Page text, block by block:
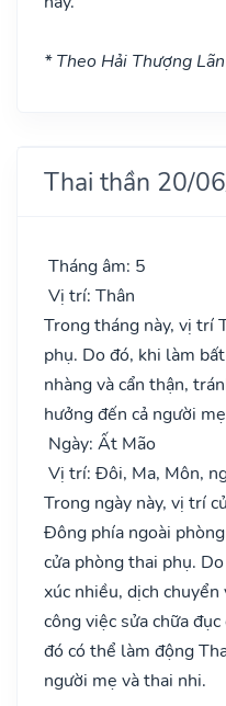
* Theo Hải Thượng
Thai thần 20/
Tháng âm: 5
Vị trí: Thân
Trong tháng này, vị trí
phụ. Do đó, khi làm
nhàng và cẩn thận,
hưởng đến cả người
Ngày: Ất Mão
Vị trí: Đôi, Ma, Môn,
Trong ngày này, vị trí
Đông phía ngoài
cửa phòng thai phụ.
xúc nhiều, dịch
công việc sửa chữa
đó có thể làm động
người mẹ và thai nhi.